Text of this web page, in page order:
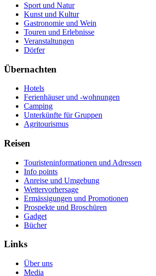
Sport und Natur
Kunst und Kultur
Gastronomie und Wein
Touren und Erlebnisse
Veranstaltungen
Dörfer
Übernachten
Hotels
Ferienhäuser und -wohnungen
Camping
Unterkünfte für Gruppen
Agritourismus
Reisen
Touristeninformationen und Adressen
Info points
Anreise und Umgebung
Wettervorhersage
Ermässigungen und Promotionen
Prospekte und Broschüren
Gadget
Bücher
Links
Über uns
Media